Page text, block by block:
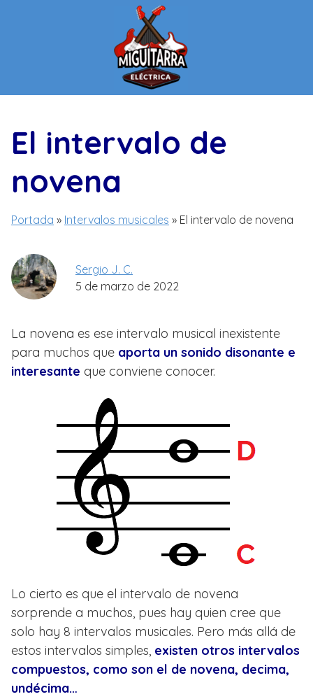
El intervalo de
novena
Portada » Intervalos musicales » El intervalo de novena
Sergio J. C.
5 de marzo de 2022
La novena es ese intervalo musical inexistente
para muchos que aporta un sonido disonante e
interesante que conviene conocer.
Lo cierto es que el intervalo de novena
sorprende a muchos, pues hay quien cree que
solo hay 8 intervalos musicales. Pero más allá de
estos intervalos simples, existen otros intervalos
compuestos, como son el de novena, decima,
undécima…